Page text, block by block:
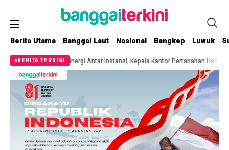
Berita Utama Banggai Laut Nasional Bangkep Luwuk
BERITA TERKINI
Antar Instansi, Kepala Kantor Pertanahan Hadiri Penyerahan SK PNS